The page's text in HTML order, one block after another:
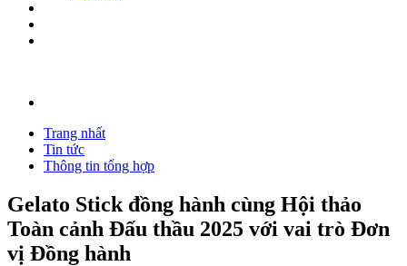
Trang nhất
Tin tức
Thông tin tổng hợp
Gelato Stick đồng hành cùng Hội thảo
Toàn cảnh Đấu thầu 2025 với vai trò Đơn
vị Đồng hành